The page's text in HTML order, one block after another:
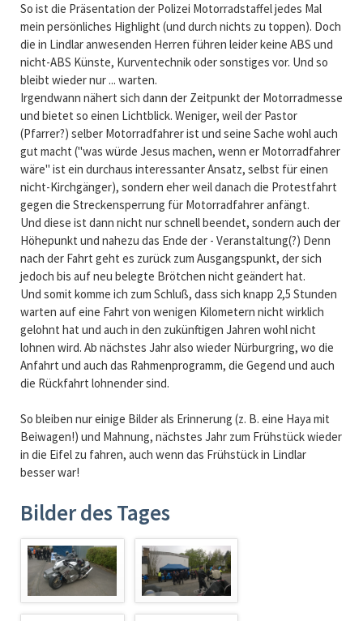
So ist die Präsentation der Polizei Motorradstaffel jedes Mal
mein persönliches Highlight (und durch nichts zu toppen). Doch
die in Lindlar anwesenden Herren führen leider keine ABS und
nicht-ABS Künste, Kurventechnik oder sonstiges vor. Und so
bleibt wieder nur ... warten.
Irgendwann nähert sich dann der Zeitpunkt der Motorradmesse
und bietet so einen Lichtblick. Weniger, weil der Pastor
(Pfarrer?) selber Motorradfahrer ist und seine Sache wohl auch
gut macht ("was würde Jesus machen, wenn er Motorradfahrer
wäre" ist ein durchaus interessanter Ansatz, selbst für einen
nicht-Kirchgänger), sondern eher weil danach die Protestfahrt
gegen die Streckensperrung für Motorradfahrer anfängt.
Und diese ist dann nicht nur schnell beendet, sondern auch der
Höhepunkt und nahezu das Ende der - Veranstaltung(?) Denn
nach der Fahrt geht es zurück zum Ausgangspunkt, der sich
jedoch bis auf neu belegte Brötchen nicht geändert hat.
Und somit komme ich zum Schluß, dass sich knapp 2,5 Stunden
warten auf eine Fahrt von wenigen Kilometern nicht wirklich
gelohnt hat und auch in den zukünftigen Jahren wohl nicht
lohnen wird. Ab nächstes Jahr also wieder Nürburgring, wo die
Anfahrt und auch das Rahmenprogramm, die Gegend und auch
die Rückfahrt lohnender sind.
So bleiben nur einige Bilder als Erinnerung (z. B. eine Haya mit
Beiwagen!) und Mahnung, nächstes Jahr zum Frühstück wieder
in die Eifel zu fahren, auch wenn das Frühstück in Lindlar
besser war!
Bilder des Tages